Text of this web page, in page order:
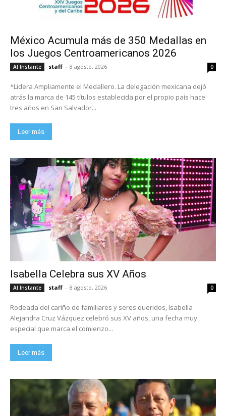
México Acumula más de 350 Medallas en
los Juegos Centroamericanos 2026
Al Instante staff - 8 agosto, 2026 0
*Lidera Ampliamente el Medallero. La delegación mexicana dejó
atrás la marca de 145 títulos establecida por el propio país hace
tres años en San Salvador...
Leer más
Isabella Celebra sus XV Años
Al Instante staff - 8 agosto, 2026 0
Rodeada del cariño de familiares y seres queridos, Isabella
Alejandra Cruz Vázquez celebró sus XV años, una fecha muy
especial que marca el comienzo...
Leer más